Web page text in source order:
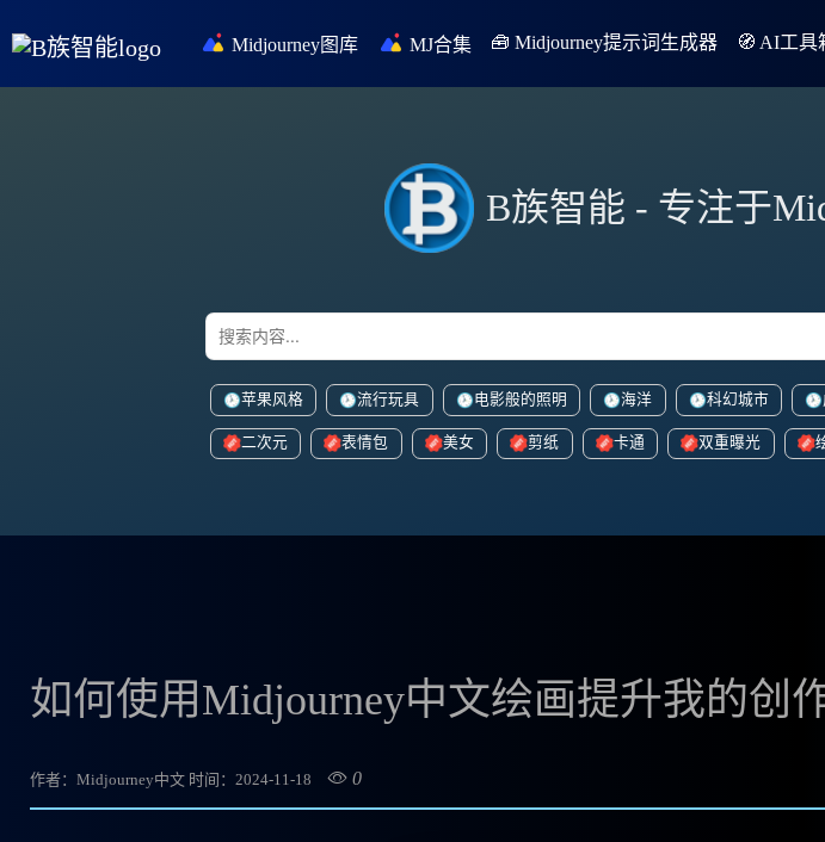
Midjourney图库 MJ合集 🧰 Midjourney提示词生成器 🧭 AI工具
B族智能 - 专注于
苹果风格 流行玩具 电影般的照明 海洋 科幻城市
二次元 表情包 美女 剪纸 卡通 双重曝光
如何使用Midjourney中文绘画提升我的创
作者：Midjourney中文 时间：2024-11-18 0